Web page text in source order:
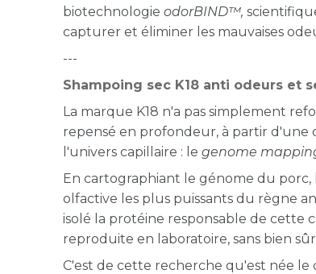
biotechnologieodorBIND™,
capturer et éliminer les mauvaises
---
Shampoing sec K18 anti odeurs et
La marque K18 n'a pas simplement
repensé en profondeur, à partir d'une
l'univers capillaire : legenome
En cartographiant le génome du
olfactive les plus puissants du règne
isolé la protéine responsable de cette
reproduite en laboratoire, sans bien
C'est de cette recherche qu'est née